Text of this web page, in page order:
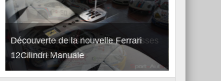
Découverte de la nouvelle Ferrari
12Cilindri Manuale